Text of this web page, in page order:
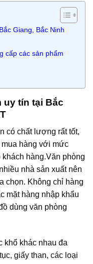
Giang, Bắc Ninh
cấp các sản phẩm
uy tín tại Bắc
có chất lượng rất tốt,
hàng với mức
hàng.Văn phòng
nhà sản xuất nên
chọn. Không chỉ hàng
mặt hàng nhập khẩu
dùng văn phòng
khổ khác nhau đa
giấy than, các loại